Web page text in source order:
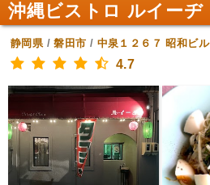
沖縄ビストロ ルイーヂ
静岡県/磐田市 / 中泉１２６７ 昭和ビル
4.7